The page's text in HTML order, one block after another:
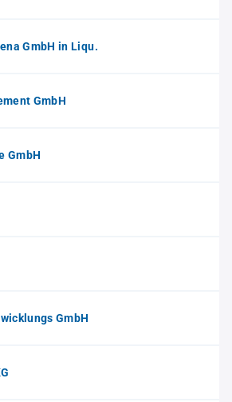
GmbH in Liqu.
GmbH
GmbH
GmbH